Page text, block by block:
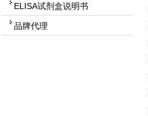
ELISA试剂盒说明书
品牌代理